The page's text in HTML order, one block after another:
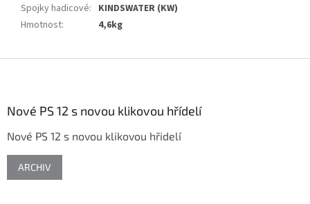
Spojky hadicové: KINDSWATER (KW)
Hmotnost: 4,6kg
Nové PS 12 s novou klikovou hřídelí
Nové PS 12 s novou klikovou hřidelí
ARCHIV